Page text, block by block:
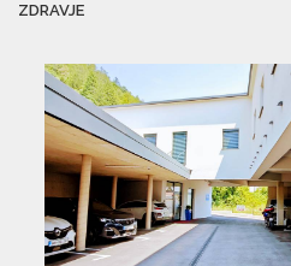
ZDRAVJE